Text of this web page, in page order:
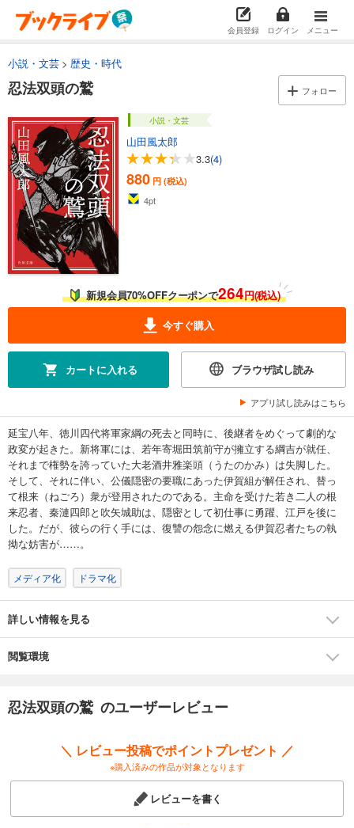
会員登録 ログイン メニュー
小説・文芸 歴史・時代
忍法双頭の鷲 フォロー
小説・文芸
山田風太郎
3.3(4)
880 円 (税込)
4pt
新規会員70%OFFクーポンで264円(税込)
今すぐ購入
カートに入れる ブラウザ試し読み
アプリ試し読みはこちら
延宝八年、徳川四代将軍家綱の死去と同時に、後継者をめぐって劇的な
政変が起きた。新将軍には、若年寄堀田筑前守が擁立する綱吉が就任、
それまで権勢を誇っていた大老酒井雅楽頭（うたのかみ）は失脚した。
そして、それに伴い、公儀隠密の要職にあった伊賀組が解任され、替っ
て根来（ねごろ）衆が登用されたのである。主命を受けた若き二人の根
来忍者、秦漣四郎と吹矢城助は、隠密として初仕事に勇躍、江戸を後に
した。だが、彼らの行く手には、復讐の怨念に燃える伊賀忍者たちの執
拗な妨害が……。
メディア化 ドラマ化
詳しい情報を見る
閲覧環境
忍法双頭の鷲 のユーザーレビュー
＼ レビュー投稿でポイントプレゼント ／
※購入済みの作品が対象となります
レビューを書く